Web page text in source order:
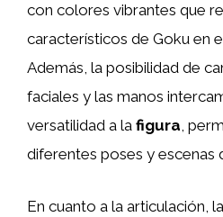
con colores vibrantes que
característicos de Goku en
Además, la posibilidad de
faciales y las manos
versatilidad a la figura,
diferentes poses y escenas
En cuanto a la articulación, la